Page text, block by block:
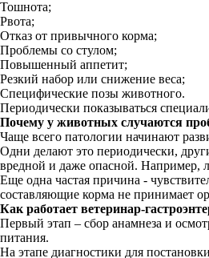
Тошнота;
Рвота;
Отказ от привычного корма;
Проблемы со стулом;
Повышенный аппетит;
Резкий набор или снижение веса;
Специфические позы животного.
Периодически показываться
Почему у животных случаются
Чаще всего патологии начинают
Одни делают это периодически,
вредной и даже опасной. Например,
Еще одна частая причина -
составляющие корма не принимает
Как работает ветеринар-
Первый этап – сбор анамнеза и
питания.
На этапе диагностики для